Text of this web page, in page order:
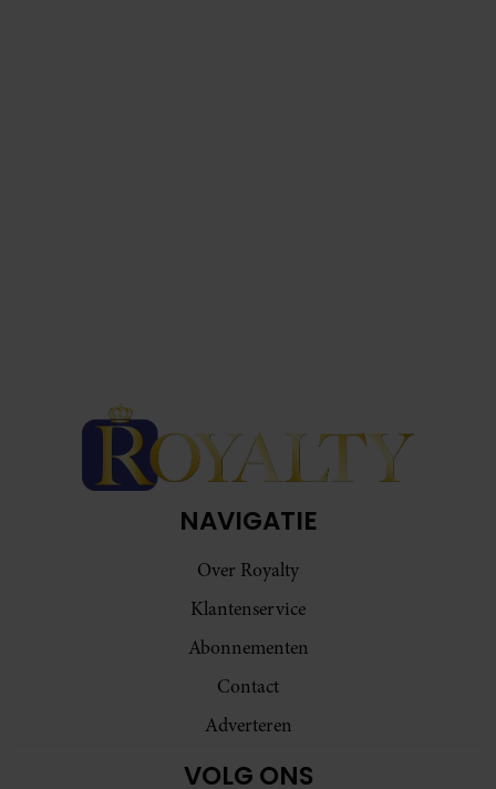
NAVIGATIE
Over Royalty
Klantenservice
Abonnementen
Contact
Adverteren
VOLG ONS